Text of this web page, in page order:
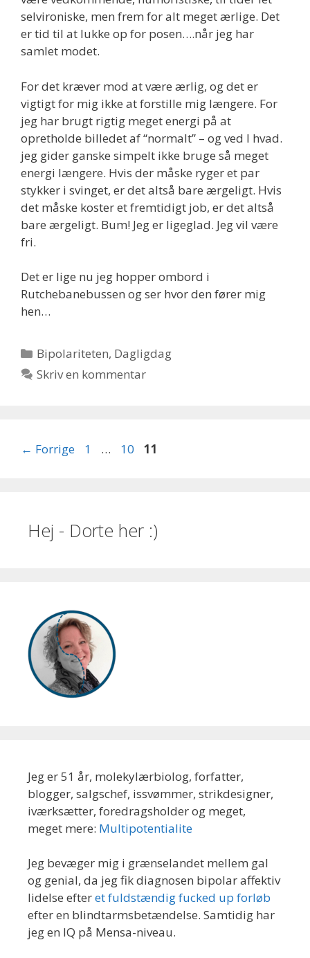
selvironiske, men frem for alt meget ærlige. Det
er tid til at lukke op for posen….når jeg har
samlet modet.
For det kræver mod at være ærlig, og det er
vigtigt for mig ikke at forstille mig længere. For
jeg har brugt rigtig meget energi på at
opretholde billedet af “normalt” – og ved I hvad.
jeg gider ganske simpelt ikke bruge så meget
energi længere. Hvis der måske ryger et par
stykker i svinget, er det altså bare ærgeligt. Hvis
det måske koster et fremtidigt job, er det altså
bare ærgeligt. Bum! Jeg er ligeglad. Jeg vil være
fri.
Det er lige nu jeg hopper ombord i
Rutchebanebussen og ser hvor den fører mig
hen…
Kategorier
Bipolariteten, Dagligdag
Skriv en kommentar
← Forrige Side
1 … Side
10 Side
11
Hej - Dorte her :)
Jeg er 51 år, molekylærbiolog, forfatter,
blogger, salgschef, issvømmer, strikdesigner,
iværksætter, foredragsholder og meget,
meget mere: Multipotentialite
Jeg bevæger mig i grænselandet mellem gal
og genial, da jeg fik diagnosen bipolar affektiv
lidelse efteret fuldstændig fucked up forløb
efter en blindtarmsbetændelse. Samtidig har
jeg en IQ på Mensa-niveau.